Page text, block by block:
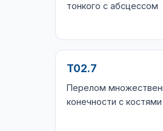
тонкого с абсцессом
T02.7
Перелом
конечности с костями